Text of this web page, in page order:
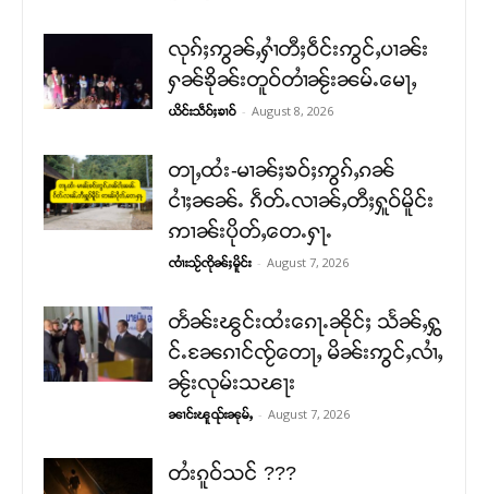
လုၵ်ႈဢွၼ်ႇႁၢႆတီႈဝဵင်းဢွင်ႇပၢၼ်း
ႁၼ်ၶိုၼ်းတူဝ်တၢႆၼႂ်းၼမ်ႉမေႃႇ
ယိင်းသဵဝ်ႈၶၢဝ် - August 8, 2026
တႃႇထႆး-မၢၼ်ႈၶဝ်ႈဢွၵ်ႇၵၼ်
ငၢႆႈၼၼ်ႉ ၵဵတ်ႉလၢၼ်ႇတီႈႁူဝ်မိူင်း
ဢၢၼ်းပိုတ်ႇတေႉႁႃႉ
ၸၢႆးသႂ်ၸိုၼ်ႈမိူင်း - August 7, 2026
တႅၼ်းၽွင်းထႆးၵေႃႉၼိုင်ႈ သႅၼ်ႇႁွ
င်ႉၼႄၵၢင်ၸႂ်တေႃႇ မိၼ်းဢွင်ႇလၢႆႇ
ၼႂ်းလုမ်းသၽႃး
ၼၢင်းၽူၺ်းၼုမ်ႇ - August 7, 2026
တႆးၵူဝ်သင် ???